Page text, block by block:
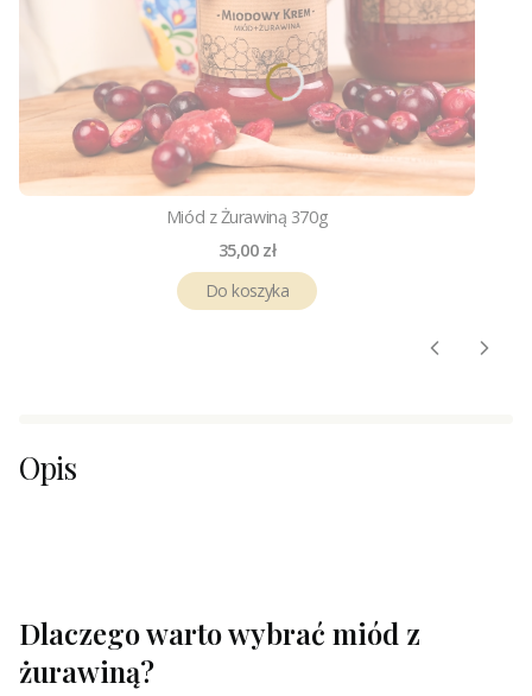
Miód z Żurawiną 370g
Cena
35,00 zł
Do koszyka
Opis
Dlaczego warto wybrać miód z
żurawiną?